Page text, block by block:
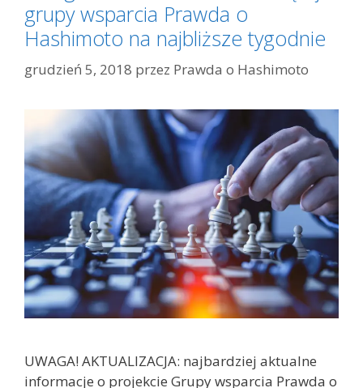
grupy wsparcia Prawda o
Hashimoto na najbliższe tygodnie
grudzień 5, 2018 przez Prawda o Hashimoto
UWAGA! AKTUALIZACJA: najbardziej aktualne
informacje o projekcie Grupy wsparcia Prawda o